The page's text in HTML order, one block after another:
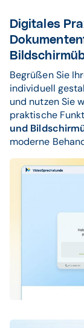
Digitales
Begrüßen Sie
individuell
und nutzen Sie
praktische
und
moderne